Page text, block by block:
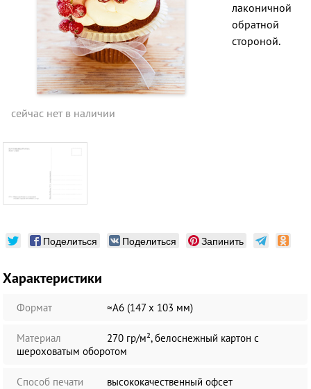
лаконичной
обратной
стороной.
сейчас нет в наличии
Поделиться Поделиться Запинить
Характеристики
Формат ≈А6 (147 х 103 мм)
Материал
270 гр/м², белоснежный картон с
шероховатым оборотом
Способ печати высококачественный офсет